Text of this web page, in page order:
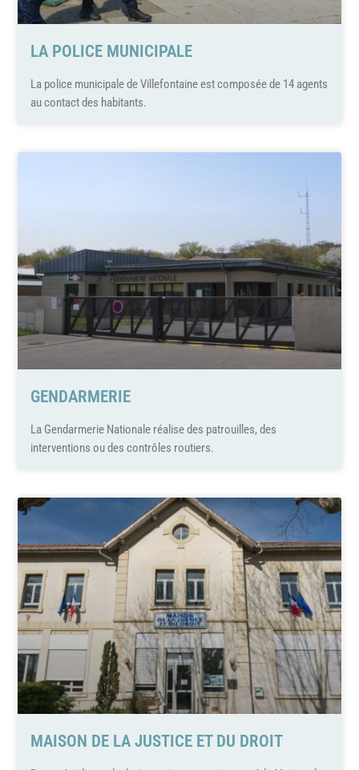
LA POLICE MUNICIPALE
La police municipale de Villefontaine est composée de 14 agents
au contact des habitants.
GENDARMERIE
La Gendarmerie Nationale réalise des patrouilles, des
interventions ou des contrôles routiers.
MAISON DE LA JUSTICE ET DU DROIT